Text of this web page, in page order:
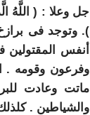
). وتوجد فى
أنفس
وفرعون وقومه .
ماتت وعادت
والشياطين . كل